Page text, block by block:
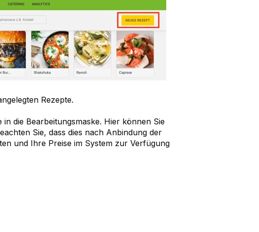
Rezepte.
in die Bearbeitungsmaske. Hier können Sie
Sie, dass dies nach Anbindung der
und Ihre Preise im System zur Verfügung